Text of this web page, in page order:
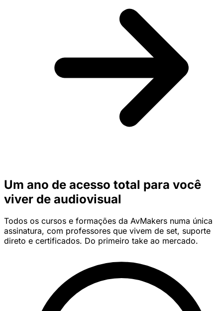
Um ano de acesso total para você
viver de audiovisual
Todos os cursos e formações da AvMakers numa única
assinatura, com professores que vivem de set, suporte
direto e certificados. Do primeiro take ao mercado.